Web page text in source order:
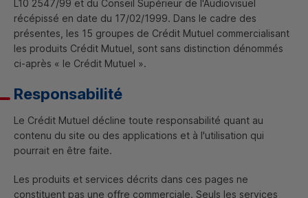
L10 2547/99 et du Conseil Supérieur de l'Audiovisuel
récépissé en date du 17/02/1999. Dans le cadre des
présentes, les 15 groupes de Crédit Mutuel commercialisant
les produits Crédit Mutuel, sont sans distinction dénommés
ci-après « le Crédit Mutuel ».
Responsabilité
Le Crédit Mutuel décline toute responsabilité quant au
contenu du site ou des applications et à l'utilisation qui
pourrait en être faite.
Les produits et services décrits dans ces pages ne
constituent pas une offre commerciale. Seuls les services